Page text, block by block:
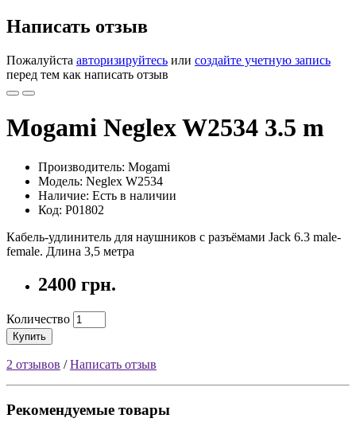
Написать отзыв
Пожалуйста авторизируйтесь или создайте учетную запись
перед тем как написать отзыв
Mogami Neglex W2534 3.5 m
Производитель: Mogami
Модель: Neglex W2534
Наличие: Есть в наличии
Код: P01802
Кабель-удлинитель для наушников с разъёмами Jack 6.3 male-
female. Длина 3,5 метра
2400 грн.
Количество
Купить
2 отзывов /Написать отзыв
Рекомендуемые товары